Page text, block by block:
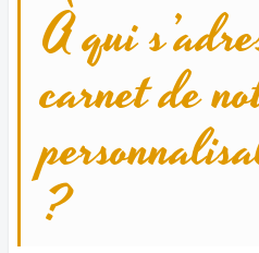
À qui
carnet de
?